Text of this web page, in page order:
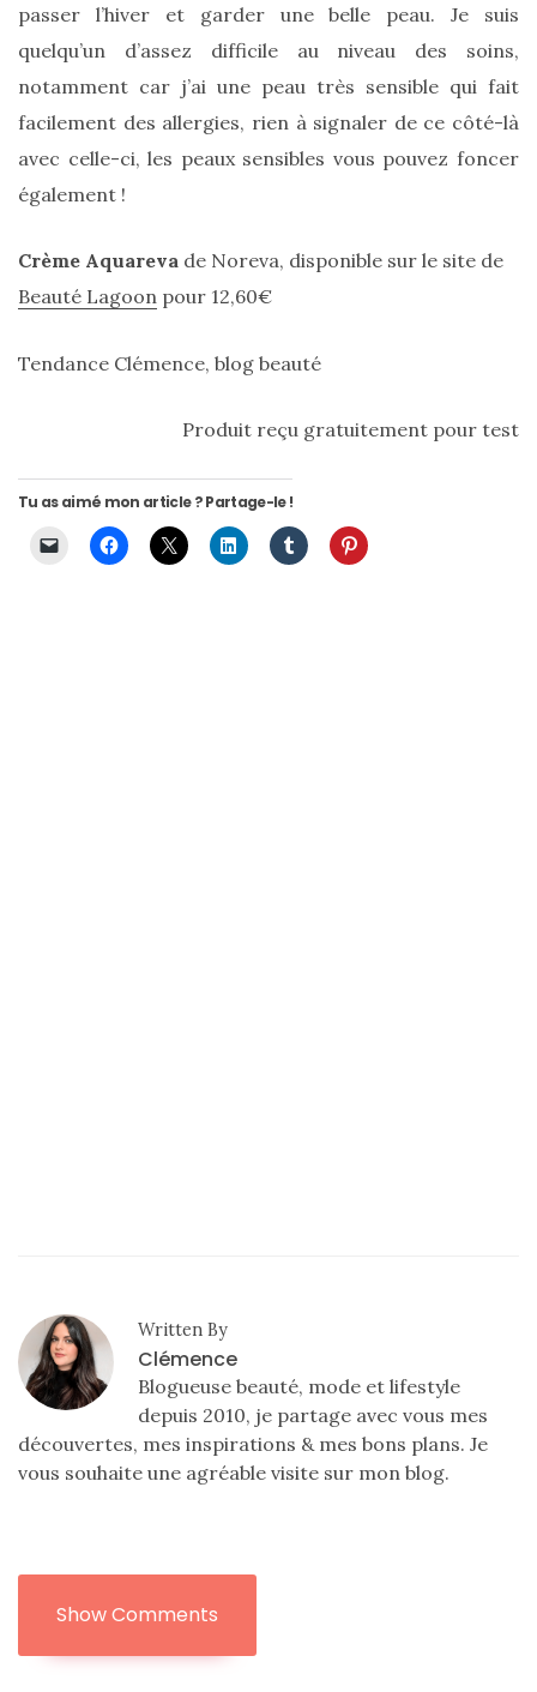
Les
plus
belles
marques
de
vegan
alternatives
éco-
responsables
au
DU BLOG
Beauté
(640)
passer l’hiver et garder une belle peau. Je suis
quelqu’un d’assez difficile au niveau des soins,
notamment car j’ai une peau très sensible qui fait
facilement des allergies, rien à signaler de ce côté-là
avec celle-ci, les peaux sensibles vous pouvez foncer
également !
Crème Aquareva de Noreva, disponible sur le site de
Beauté Lagoon pour 12,60€
Tendance Clémence, blog beauté
Produit reçu gratuitement pour test
Tu as aimé mon article ? Partage-le !
Written By
Clémence
Blogueuse beauté, mode et lifestyle
depuis 2010, je partage avec vous mes
découvertes, mes inspirations & mes bons plans. Je
vous souhaite une agréable visite sur mon blog.
Show Comments